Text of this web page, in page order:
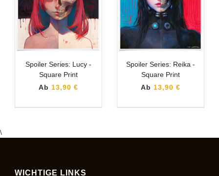
Spoiler Series: Lucy -
Square Print
Ab 13,90 €
Spoiler Series: Reika -
Square Print
Ab 13,90 €
\
WICHTIGE LINKS